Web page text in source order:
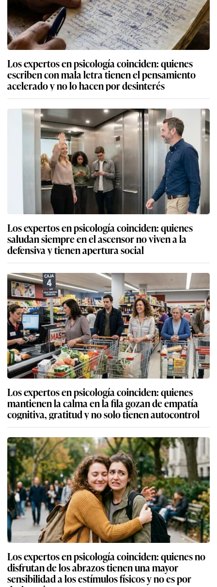
Los expertos en psicología coinciden: quienes
escriben con mala letra tienen el pensamiento
acelerado y no lo hacen por desinterés
Los expertos en psicología coinciden: quienes
saludan siempre en el ascensor no viven a la
defensiva y tienen apertura social
Los expertos en psicología coinciden: quienes
mantienen la calma en la fila gozan de empatía
cognitiva, gratitud y no solo tienen autocontrol
Los expertos en psicología coinciden: quienes no
disfrutan de los abrazos tienen una mayor
sensibilidad a los estímulos físicos y no es por